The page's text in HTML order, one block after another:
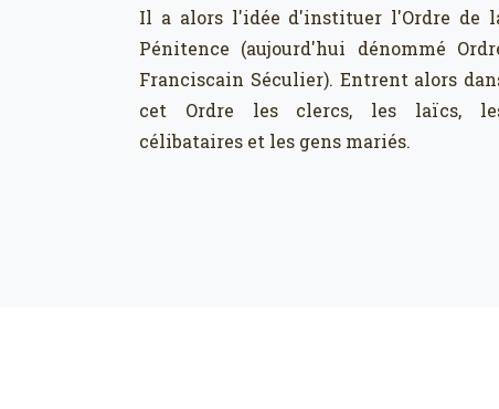
Il a alors l'idée d'instituer l'Ordre de
Pénitence (aujourd'hui dénommé
Franciscain Séculier). Entrent alors
cet Ordre les clercs, les laïcs,
célibataires et les gens mariés.